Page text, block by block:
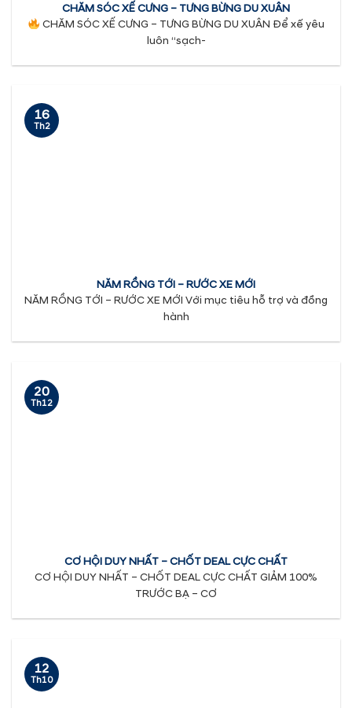
CHĂM SÓC XẾ CƯNG – TƯNG BỪNG DU XUÂN
CHĂM SÓC XẾ CƯNG – TƯNG BỪNG DU XUÂN Để xế yêu
luôn “sạch-
NĂM RỒNG TỚI – RƯỚC XE MỚI
NĂM RỒNG TỚI – RƯỚC XE MỚI Với mục tiêu hỗ trợ và đồng
hành
16
Th2
CƠ HỘI DUY NHẤT – CHỐT DEAL CỰC CHẤT
CƠ HỘI DUY NHẤT – CHỐT DEAL CỰC CHẤT GIẢM 100%
TRƯỚC BẠ – CƠ
20
Th12
12
Th10